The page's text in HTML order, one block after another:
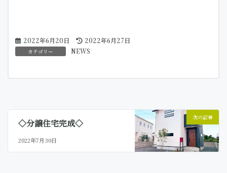
2022年6月20日
最
終
2022年6月27日
カテゴリー NEWS
次の記事
◇分譲住宅完成◇
2022年7月30日